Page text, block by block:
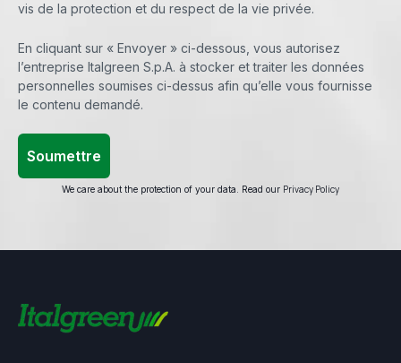
vis de la protection et du respect de la vie privée.
En cliquant sur « Envoyer » ci-dessous, vous autorisez
l’entreprise Italgreen S.p.A. à stocker et traiter les données
personnelles soumises ci-dessus afin qu’elle vous fournisse
le contenu demandé.
We care about the protection of your data. Read our Privacy Policy